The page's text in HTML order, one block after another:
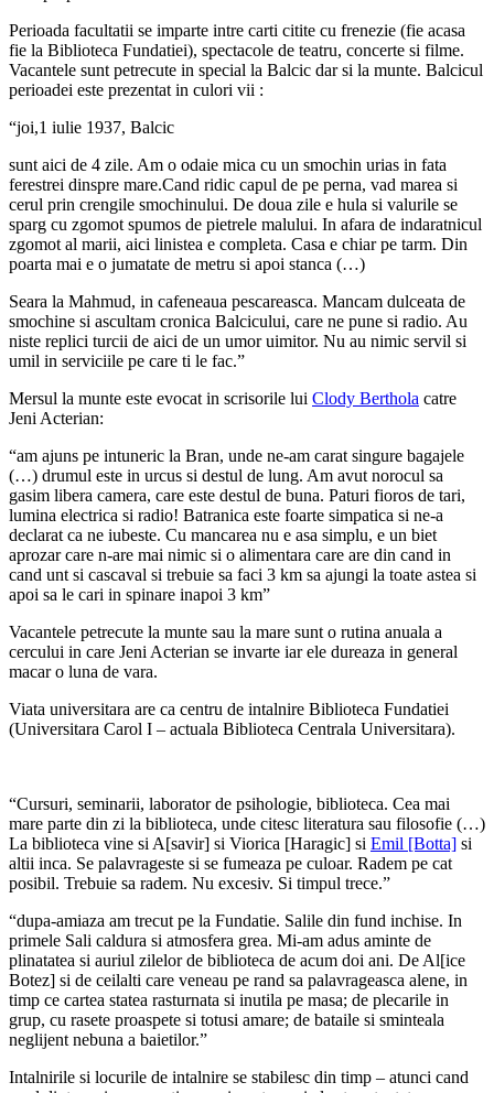
Perioada facultatii se imparte intre carti citite cu frenezie (fie acasa
fie la Biblioteca Fundatiei), spectacole de teatru, concerte si filme.
Vacantele sunt petrecute in special la Balcic dar si la munte. Balcicul
perioadei este prezentat in culori vii :
“joi,1 iulie 1937, Balcic
sunt aici de 4 zile. Am o odaie mica cu un smochin urias in fata
ferestrei dinspre mare.Cand ridic capul de pe perna, vad marea si
cerul prin crengile smochinului. De doua zile e hula si valurile se
sparg cu zgomot spumos de pietrele malului. In afara de indaratnicul
zgomot al marii, aici linistea e completa. Casa e chiar pe tarm. Din
poarta mai e o jumatate de metru si apoi stanca (…)
Seara la Mahmud, in cafeneaua pescareasca. Mancam dulceata de
smochine si ascultam cronica Balcicului, care ne pune si radio. Au
niste replici turcii de aici de un umor uimitor. Nu au nimic servil si
umil in serviciile pe care ti le fac.”
Mersul la munte este evocat in scrisorile lui Clody Berthola catre
Jeni Acterian:
“am ajuns pe intuneric la Bran, unde ne-am carat singure bagajele
(…) drumul este in urcus si destul de lung. Am avut norocul sa
gasim libera camera, care este destul de buna. Paturi fioros de tari,
lumina electrica si radio! Batranica este foarte simpatica si ne-a
declarat ca ne iubeste. Cu mancarea nu e asa simplu, e un biet
aprozar care n-are mai nimic si o alimentara care are din cand in
cand unt si cascaval si trebuie sa faci 3 km sa ajungi la toate astea si
apoi sa le cari in spinare inapoi 3 km”
Vacantele petrecute la munte sau la mare sunt o rutina anuala a
cercului in care Jeni Acterian se invarte iar ele dureaza in general
macar o luna de vara.
Viata universitara are ca centru de intalnire Biblioteca Fundatiei
(Universitara Carol I – actuala Biblioteca Centrala Universitara).
“Cursuri, seminarii, laborator de psihologie, biblioteca. Cea mai
mare parte din zi la biblioteca, unde citesc literatura sau filosofie (…)
La biblioteca vine si A[savir] si Viorica [Haragic] si Emil [Botta] si
altii inca. Se palavrageste si se fumeaza pe culoar. Radem pe cat
posibil. Trebuie sa radem. Nu excesiv. Si timpul trece.”
“dupa-amiaza am trecut pe la Fundatie. Salile din fund inchise. In
primele Sali caldura si atmosfera grea. Mi-am adus aminte de
plinatatea si auriul zilelor de biblioteca de acum doi ani. De Al[ice
Botez] si de ceilalti care veneau pe rand sa palavrageasca alene, in
timp ce cartea statea rasturnata si inutila pe masa; de plecarile in
grup, cu rasete proaspete si totusi amare; de bataile si sminteala
neglijent nebuna a baietilor.”
Intalnirile si locurile de intalnire se stabilesc din timp – atunci cand